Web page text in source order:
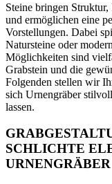
Steine bringen
und ermöglichen eine
Vorstellungen. Dabei
Natursteine oder
Möglichkeiten sind
Grabstein und die
Folgenden stellen wir
sich Urnengräber
lassen.
SCHLICHTE
URNENGRÄBER